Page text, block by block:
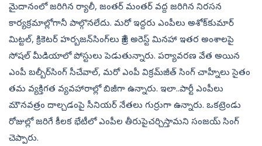
మైదానంలో జరిగిన ర్యాలీ, జంతర్‌ మంతర్‌ వద్ద జరిగిన నిరసన
కార్యక్రమాల్లోగానీ పాల్గొనలేదు. మరో ఇద్దరు ఎంపీలు అశోక్‌కుమార్‌
మిట్టల్, క్రికెటర్‌ హర్బజన్‌సింగ్‌లు కేజ్రీ అరెస్ట్‌ మినహా ఇతర అంశాలపై
సోషల్‌ మీడియాలో పోస్టులు పెడుతున్నారు. పర్యావరణ వేత అయిన
ఎంపీ బల్బీర్‌సింగ్‌ సీచేవాల్, మరో ఎంపీ విక్రమ్‌జీత్‌ సింగ్‌ చాహ్నీలు సైతం
తమ వ్యక్తిగత వ్యవహారాల్లో బిజీగా ఉన్నారు. ఇలా..పార్టీ ఎంపీలు
మౌనవత్రం దాల్చడంపై సీనియర్‌ నేతలు గుర్రుగా ఉన్నారు. ఒకట్రెండు
రోజుల్లో జరిగే కీలక భేటీలో ఎంపీల తీరుపైచర్చిస్తామని సంజయ్‌ సింగ్‌
చెప్పారు.